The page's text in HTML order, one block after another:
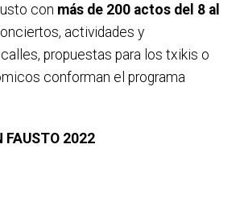
se repartirán 1.800 euros en
para el autor elegido por el
de accésit al mejor diseño local.
acumulables y tendrán la
del IRPF.
infantilparticiparán jóvenes de 1º
con más de 200 actos del 8 al
actividades y
propuestas para los txikis o
conforman el programa
FAUSTO 2022